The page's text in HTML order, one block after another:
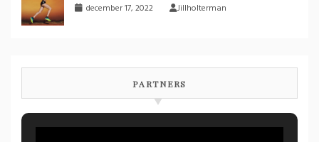
december 17, 2022 Jillholterman
PARTNERS